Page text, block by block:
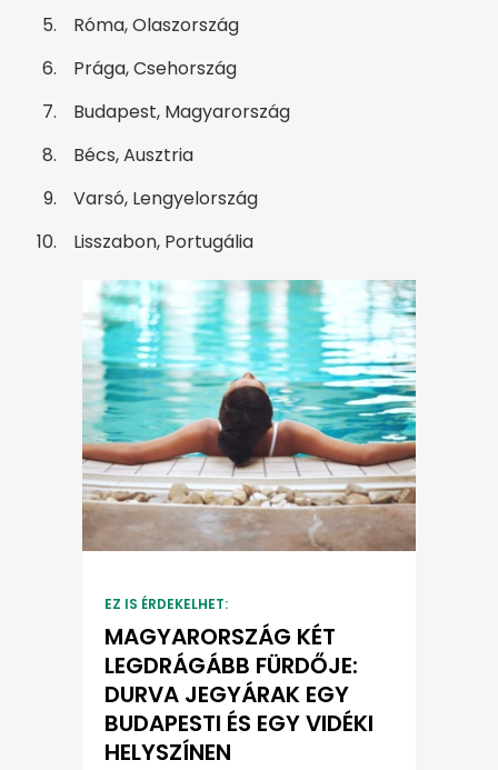
Róma, Olaszország
Prága, Csehország
Budapest, Magyarország
Bécs, Ausztria
Varsó, Lengyelország
Lisszabon, Portugália
EZ IS ÉRDEKELHET:
MAGYARORSZÁG KÉT
LEGDRÁGÁBB FÜRDŐJE:
DURVA JEGYÁRAK EGY
BUDAPESTI ÉS EGY VIDÉKI
HELYSZÍNEN